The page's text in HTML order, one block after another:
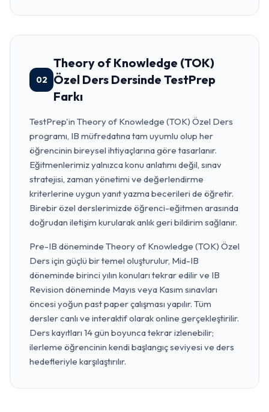
02
Theory of Knowledge (TOK)
Özel Ders Dersinde TestPrep
Farkı
TestPrep'in Theory of Knowledge (TOK) Özel Ders
programı, IB müfredatına tam uyumlu olup her
öğrencinin bireysel ihtiyaçlarına göre tasarlanır.
Eğitmenlerimiz yalnızca konu anlatımı değil, sınav
stratejisi, zaman yönetimi ve değerlendirme
kriterlerine uygun yanıt yazma becerileri de öğretir.
Birebir özel derslerimizde öğrenci-eğitmen arasında
doğrudan iletişim kurularak anlık geri bildirim sağlanır.
Pre-IB döneminde Theory of Knowledge (TOK) Özel
Ders için güçlü bir temel oluşturulur, Mid-IB
döneminde birinci yılın konuları tekrar edilir ve IB
Revision döneminde Mayıs veya Kasım sınavları
öncesi yoğun past paper çalışması yapılır. Tüm
dersler canlı ve interaktif olarak online gerçekleştirilir.
Ders kayıtları 14 gün boyunca tekrar izlenebilir;
ilerleme öğrencinin kendi başlangıç seviyesi ve ders
hedefleriyle karşılaştırılır.